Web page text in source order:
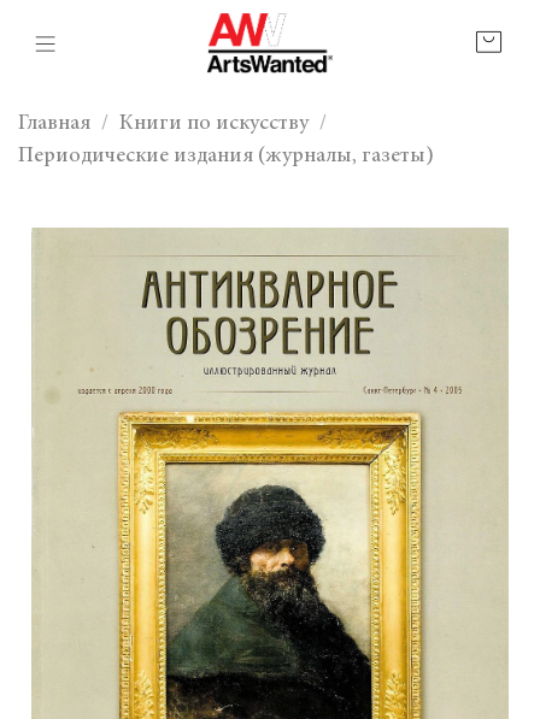
Главная
Книги по искусству
Периодические издания (журналы, газеты)